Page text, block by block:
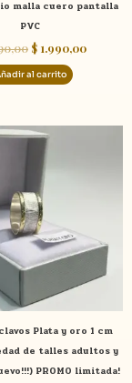
malla cuero pantalla
PVC
$ 1.990,00
al carrito
Plata y oro 1 cm
de talles adultos y
PROMO limitada!
se
elegir
en
la
página